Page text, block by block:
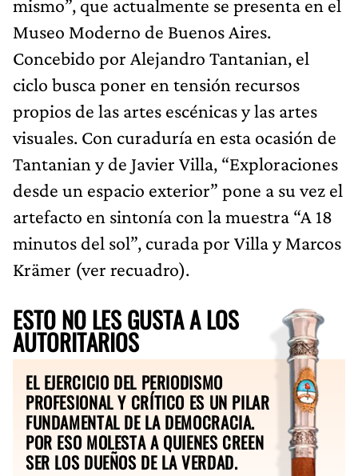
mismo”, que actualmente se presenta en el
Museo Moderno de Buenos Aires.
Concebido por Alejandro Tantanian, el
ciclo busca poner en tensión recursos
propios de las artes escénicas y las artes
visuales. Con curaduría en esta ocasión de
Tantanian y de Javier Villa, “Exploraciones
desde un espacio exterior” pone a su vez el
artefacto en sintonía con la muestra “A 18
minutos del sol”, curada por Villa y Marcos
Krämer (ver recuadro).
ESTO NO LES GUSTA A LOS
AUTORITARIOS
EL EJERCICIO DEL PERIODISMO
PROFESIONAL Y CRÍTICO ES UN PILAR
FUNDAMENTAL DE LA DEMOCRACIA.
POR ESO MOLESTA A QUIENES CREEN
SER LOS DUEÑOS DE LA VERDAD.